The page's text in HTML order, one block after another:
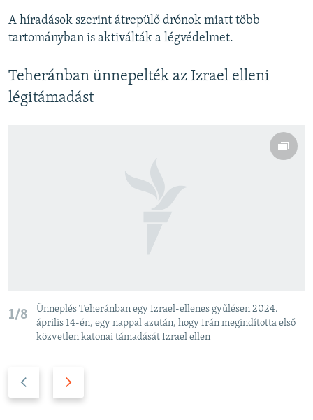
A híradások szerint átrepülő drónok miatt több
tartományban is aktiválták a légvédelmet.
Teheránban ünnepelték az Izrael elleni
légitámadást
1/8
Ünneplés Teheránban egy Izrael-ellenes gyűlésen 2024.
április 14-én, egy nappal azután, hogy Irán megindította első
közvetlen katonai támadását Izrael ellen